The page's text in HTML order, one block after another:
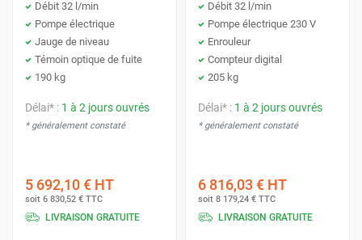
polluants en vapeur d'eau et azote inoffensifs.
Ce besoin concerne une large variété de véhicules et
d'engins :
Poids Lourds(obligatoire depuis 2006).
Engins de Travaux Publics (TP)et
Agricoles(tracteurs).
Débit 32 l/min
Pompe électrique
Jauge de niveau
Témoin optique de fuite
190 kg
Délai* : 1 à 2 jours ouvrés
* généralement constaté
5 692,10 € HT
soit 6 830,52 € TTC
LIVRAISON GRATUITE
Débit 32 l/min
Pompe électrique 230 V
Enrouleur
Compteur digital
205 kg
Délai* : 1 à 2 jours ouvrés
* généralement constaté
6 816,03 € HT
soit 8 179,24 € TTC
LIVRAISON GRATUITE